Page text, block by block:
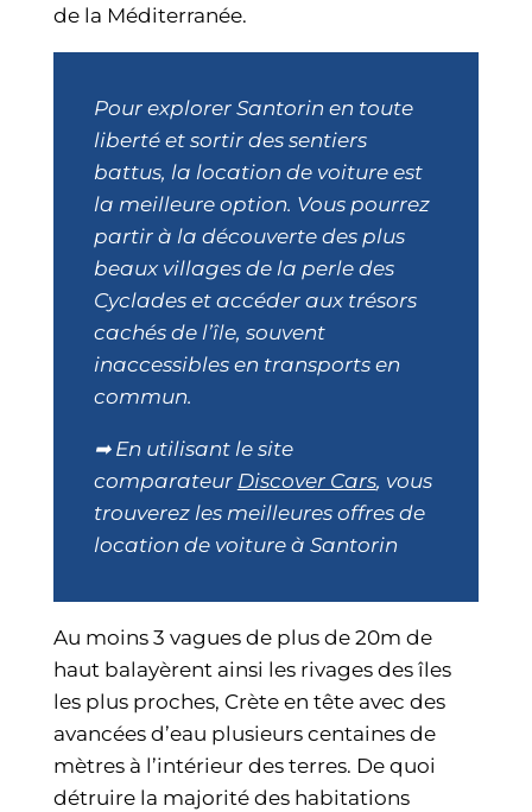
de la Méditerranée.
Pour explorer Santorin en toute
liberté et sortir des sentiers
battus, la location de voiture est
la meilleure option. Vous pourrez
partir à la découverte des plus
beaux villages de la perle des
Cyclades et accéder aux trésors
cachés de l’île, souvent
inaccessibles en transports en
commun.
➡ En utilisant le site
comparateur Discover Cars, vous
trouverez les meilleures offres de
location de voiture à Santorin
Au moins 3 vagues de plus de 20m de
haut balayèrent ainsi les rivages des îles
les plus proches, Crète en tête avec des
avancées d’eau plusieurs centaines de
mètres à l’intérieur des terres. De quoi
détruire la majorité des habitations